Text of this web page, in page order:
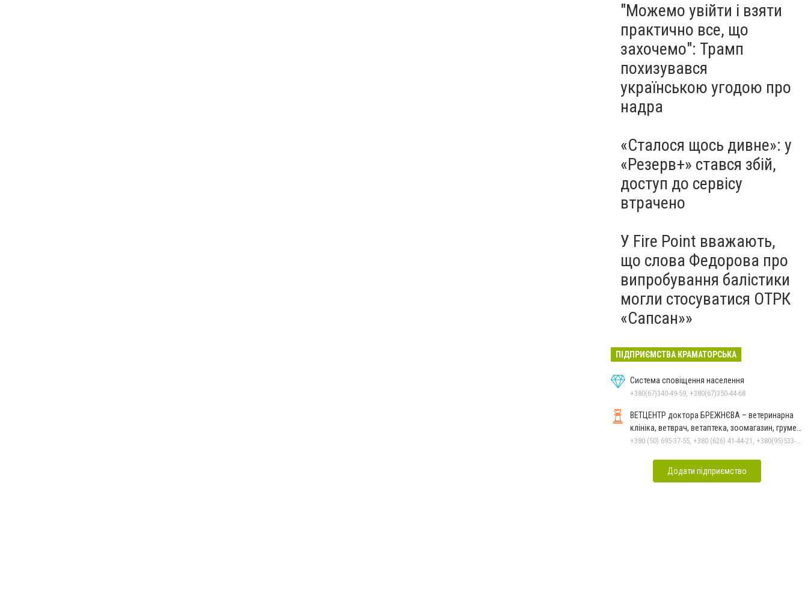
"Можемо увійти і взяти
практично все, що
захочемо": Трамп
похизувався
українською угодою про
надра
«Сталося щось дивне»: у
«Резерв+» стався збій,
доступ до сервісу
втрачено
У Fire Point вважають,
що слова Федорова про
випробування балістики
могли стосуватися ОТРК
«Сапсан»»
ПІДПРИЄМСТВА КРАМАТОРСЬКА
Система сповіщення населення
+380(67)340-49-59, +380(67)350-44-68
ВЕТЦЕНТР доктора БРЕЖНЄВА – ветеринарна
клініка, ветврач, ветаптека, зоомагазин, грумер,
стрижки.
+380 (50) 695-37-55, +380 (626) 41-44-21, +380(95)533-90-03
Додати підприємство